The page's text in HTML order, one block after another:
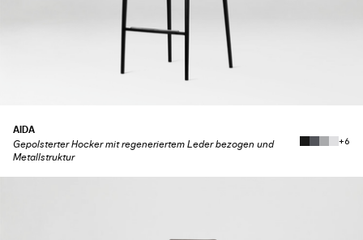
AIDA
Gepolsterter Hocker mit regeneriertem Leder bezogen und
Metallstruktur
+6